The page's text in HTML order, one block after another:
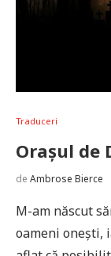
Traduceri
Orașul de
de Ambrose Bierce
M-am născut
oameni onești,